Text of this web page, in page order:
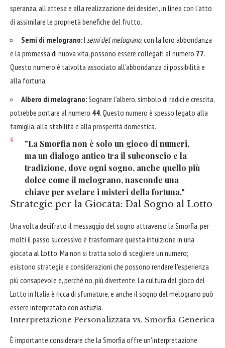
speranza, all'attesa e alla realizzazione dei desideri, in linea con l'atto
di assimilare le proprietà benefiche del frutto.
Semi di melograno:I semi del melograno, con la loro abbondanza
e la promessa di nuova vita, possono essere collegati al numero 77.
Questo numero è talvolta associato all'abbondanza di possibilità e
alla fortuna.
Albero di melograno:Sognare l'albero, simbolo di radici e crescita,
potrebbe portare al numero 44. Questo numero è spesso legato alla
famiglia, alla stabilità e alla prosperità domestica.
"La Smorfia non è solo un gioco di numeri,
ma un dialogo antico tra il subconscio e la
tradizione, dove ogni sogno, anche quello più
dolce come il melograno, nasconde una
chiave per svelare i misteri della fortuna."
Strategie per la Giocata: Dal Sogno al Lotto
Una volta decifrato il messaggio del sogno attraverso la Smorfia, per
molti il passo successivo è trasformare questa intuizione in una
giocata al Lotto. Ma non si tratta solo di scegliere un numero;
esistono strategie e considerazioni che possono rendere l'esperienza
più consapevole e, perché no, più divertente. La cultura del gioco del
Lotto in Italia è ricca di sfumature, e anche il sogno del melograno può
essere interpretato con astuzia.
Interpretazione Personalizzata vs. Smorfia Generica
È importante considerare che la Smorfia offre un'interpretazione